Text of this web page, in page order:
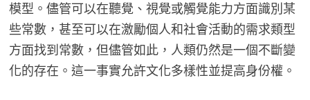
模型。儘管可以在聽覺、視覺或觸覺能力方面識別某
些常數，甚至可以在激勵個人和社會活動的需求類型
方面找到常數，但儘管如此，人類仍然是一個不斷變
化的存在。這一事實允許文化多樣性並提高身份權。